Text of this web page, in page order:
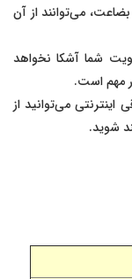
می‌توانند از آن
شما آشکا نخواهد
مهم است.
می‌توانید از
شوید.